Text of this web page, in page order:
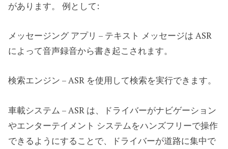
があります。 例として:
メッセージング アプリ – テキスト メッセージは ASR
によって音声録音から書き起こされます。
検索エンジン – ASR を使用して検索を実行できます。
車載システム – ASR は、ドライバーがナビゲーション
やエンターテイメント システムをハンズフリーで操作
できるようにすることで、ドライバーが道路に集中で